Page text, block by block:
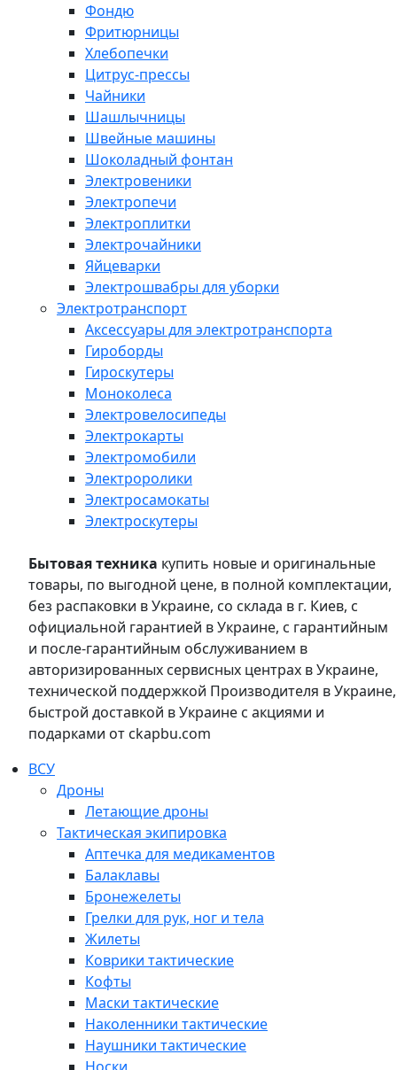
Фондю
Фритюрницы
Хлебопечки
Цитрус-прессы
Чайники
Шашлычницы
Швейные машины
Шоколадный фонтан
Электровеники
Электропечи
Электроплитки
Электрочайники
Яйцеварки
Электрошвабры для уборки
Электротранспорт
Аксессуары для электротранспорта
Гироборды
Гироскутеры
Моноколеса
Электровелосипеды
Электрокарты
Электромобили
Электроролики
Электросамокаты
Электроскутеры
Бытовая техника купить новые и оригинальные
товары, по выгодной цене, в полной комплектации,
без распаковки в Украине, со склада в г. Киев, с
официальной гарантией в Украине, с гарантийным
и после-гарантийным обслуживанием в
авторизированных сервисных центрах в Украине,
технической поддержкой Производителя в Украине,
быстрой доставкой в Украине с акциями и
подарками от ckapbu.com
ВСУ
Дроны
Летающие дроны
Тактическая экипировка
Аптечка для медикаментов
Балаклавы
Бронежелеты
Грелки для рук, ног и тела
Жилеты
Коврики тактические
Кофты
Маски тактические
Наколенники тактические
Наушники тактические